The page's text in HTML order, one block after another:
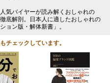
気バイヤーが読み解くおしゃれの
底解剖。日本人に適したおしゃれの
ョン版・解体新書」。
チェックしています。